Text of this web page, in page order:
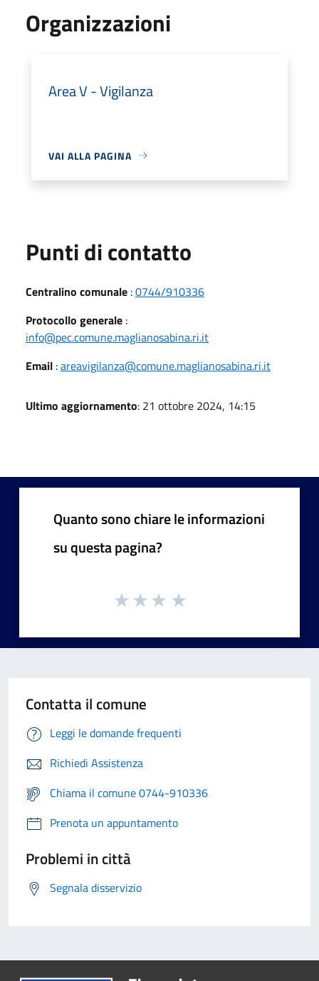
Organizzazioni
Area V - Vigilanza
VAI ALLA PAGINA
Punti di contatto
Centralino comunale :0744/910336
Protocollo generale :
info@pec.comune.maglianosabina.ri.it
Email :areavigilanza@comune.maglianosabina.ri.it
Ultimo aggiornamento: 21 ottobre 2024, 14:15
Quanto sono chiare le informazioni
su questa pagina?
Contatta il comune
Leggi le domande frequenti
Richiedi Assistenza
Chiama il comune 0744-910336
Prenota un appuntamento
Problemi in città
Segnala disservizio